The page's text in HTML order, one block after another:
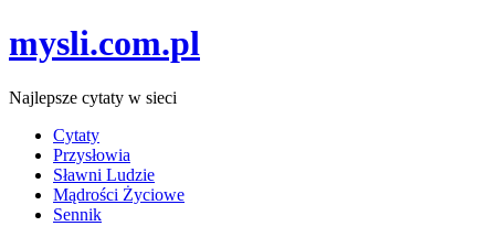
mysli.com.pl
Najlepsze cytaty w sieci
Cytaty
Przysłowia
Sławni Ludzie
Mądrości Życiowe
Sennik